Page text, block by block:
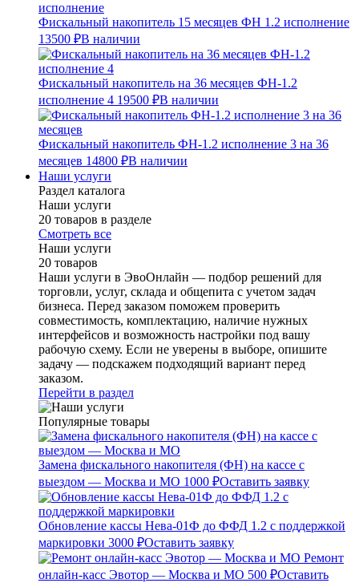
Фискальный накопитель 15 месяцев ФН 1.2 исполнение
13500 ₽В наличии
Фискальный накопитель на 36 месяцев ФН-1.2
исполнение 4 19500 ₽В наличии
Фискальный накопитель ФН-1.2 исполнение 3 на 36
месяцев 14800 ₽В наличии
Наши услуги
Раздел каталога
Наши услуги
20 товаров в разделе
Смотреть все
Наши услуги
20 товаров
Наши услуги в ЭвоОнлайн — подбор решений для
торговли, услуг, склада и общепита с учетом задач
бизнеса. Перед заказом поможем проверить
совместимость, комплектацию, наличие нужных
интерфейсов и возможность настройки под вашу
рабочую схему. Если не уверены в выборе, опишите
задачу — подскажем подходящий вариант перед
заказом.
Перейти в раздел
Популярные товары
Замена фискального накопителя (ФН) на кассе с
выездом — Москва и МО 1000 ₽Оставить заявку
Обновление кассы Нева-01Ф до ФФД 1.2 с поддержкой
маркировки 3000 ₽Оставить заявку
Ремонт
онлайн-касс Эвотор — Москва и МО 500 ₽Оставить